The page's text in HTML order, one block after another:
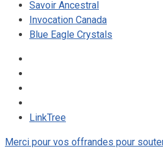
Savoir Ancestral
Invocation Canada
Blue Eagle Crystals
LinkTree
Merci pour vos offrandes pour